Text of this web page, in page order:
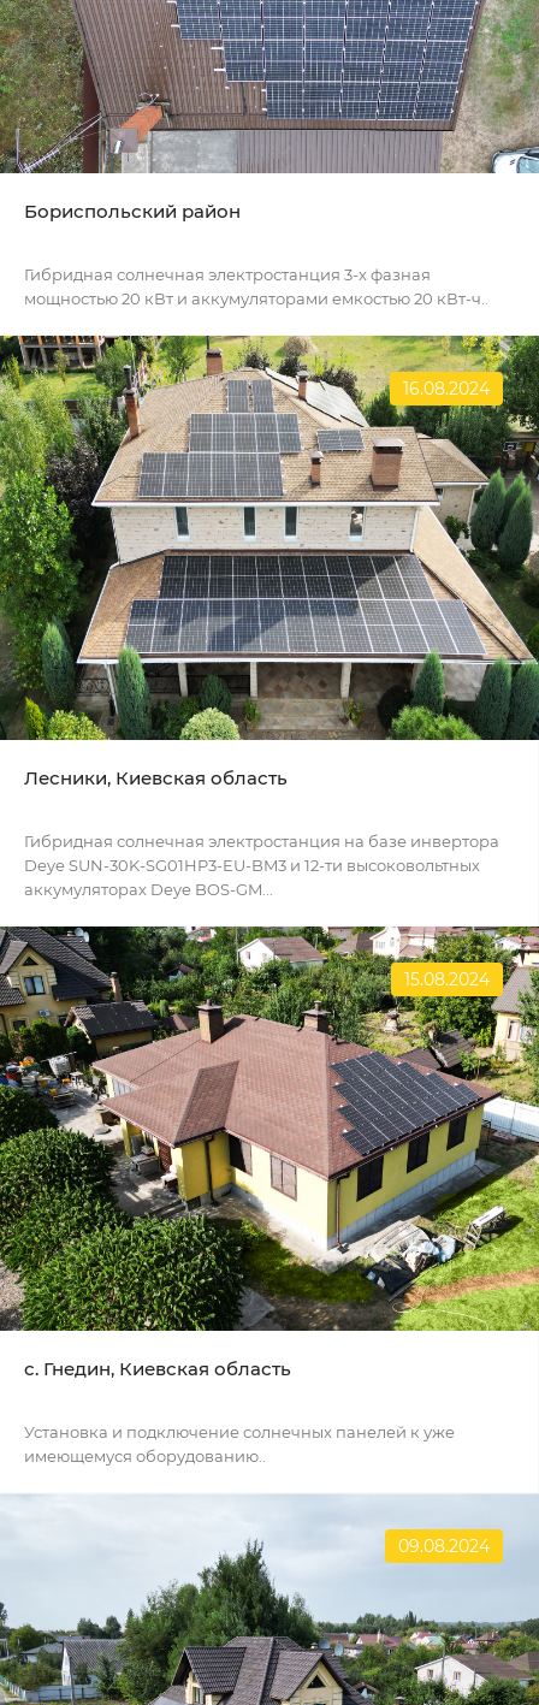
Бориспольский район
Гибридная солнечная электростанция 3-х фазная
мощностью 20 кВт и аккумуляторами емкостью 20 кВт-ч..
16.08.2024
Лесники, Киевская область
Гибридная солнечная электростанция на базе инвертора
Deye SUN-30K-SG01HP3-EU-BM3 и 12-ти высоковольтных
аккумуляторах Deye BOS-GM...
15.08.2024
c. Гнедин, Киевская область
Установка и подключение солнечных панелей к уже
имеющемуся оборудованию..
09.08.2024